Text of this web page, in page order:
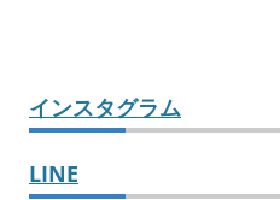
インスタグラム
LINE